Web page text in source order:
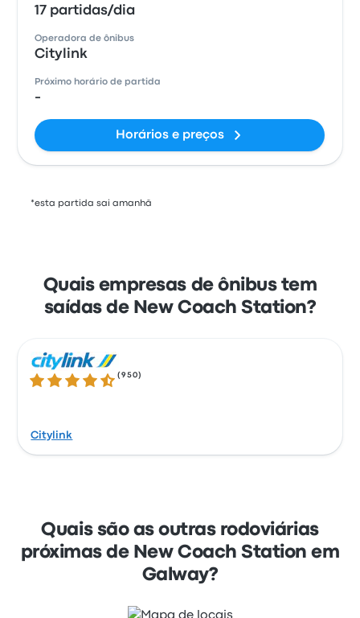
17 partidas/dia
Operadora de ônibus
Citylink
Próximo horário de partida
-
Horários e preços
*esta partida sai amanhã
Quais empresas de ônibus tem
saídas de New Coach Station?
4.6 de 5 estrelas
(950 )
Citylink
Quais são as outras rodoviárias
próximas de New Coach Station em
Galway?